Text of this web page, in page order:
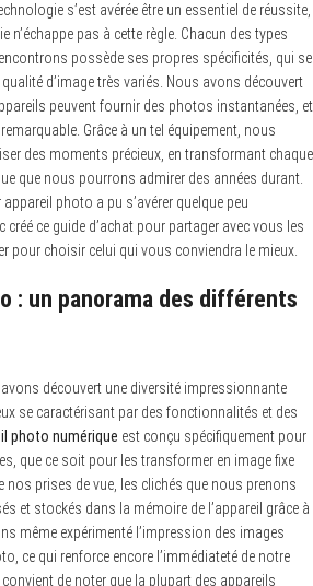
s’est avérée être un essentiel de réussite,
n’échappe pas à cette règle. Chacun des types
possède ses propres spécificités, qui se
d’image très variés. Nous avons découvert
peuvent fournir des photos instantanées, et
Grâce à un tel équipement, nous
des moments précieux, en transformant chaque
que nous pourrons admirer des années durant.
appareil photo a pu s’avérer quelque peu
ce guide d’achat pour partager avec vous les
pour choisir celui qui vous conviendra le mieux.
: un panorama des différents
découvert une diversité impressionnante
se caractérisant par des fonctionnalités et des
photo numérique est conçu spécifiquement pour
que ce soit pour les transformer en image fixe
nos prises de vue, les clichés que nous prenons
et stockés dans la mémoire de l’appareil grâce à
même expérimenté l’impression des images
ce qui renforce encore l’immédiateté de notre
de noter que la plupart des appareils